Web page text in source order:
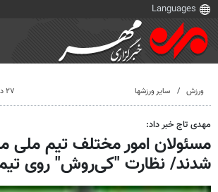
ورزش سایر ورزشها ۲۷ دی ۱۳۹۰، ۱۰:۲۴
مهدی تاج خبر داد:
مسئولان امور مختلف تیم
شدند/ نظارت "کی‌روش" روی